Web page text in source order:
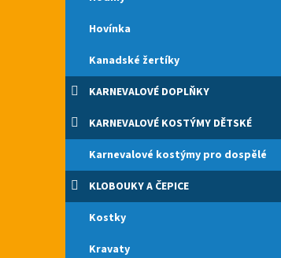
Hovínka
Kanadské žertíky
KARNEVALOVÉ DOPLŇKY
KARNEVALOVÉ KOSTÝMY DĚTSKÉ
Karnevalové kostýmy pro dospělé
KLOBOUKY A ČEPICE
Kostky
Kravaty